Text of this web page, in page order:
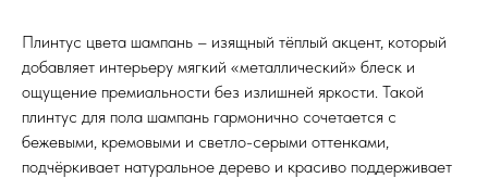
Плинтус цвета шампань – изящный тёплый акцент, который
добавляет интерьеру мягкий «металлический» блеск и
ощущение премиальности без излишней яркости. Такой
плинтус для пола шампань гармонично сочетается с
бежевыми, кремовыми и светло-серыми оттенками,
подчёркивает натуральное дерево и красиво поддерживает